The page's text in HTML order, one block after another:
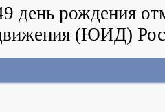
день рождения
(ЮИД)